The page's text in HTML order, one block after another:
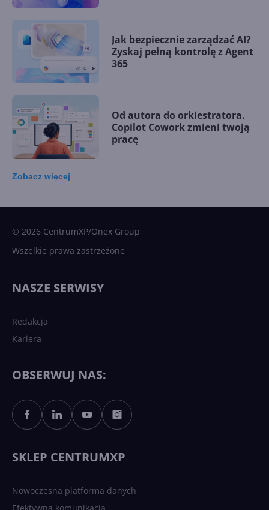
Jak bezpiecznie zarządzać AI?
Zyskaj pełną kontrolę z Agent
365
Od autora do orkiestratora.
Copilot Cowork zmieni twoją
pracę
Sztuczna inteligencja po
polsku. Dość barier
Zobacz więcej
© 2026 CentrumXP/Onex Group
Wszelkie prawa zastrzeżone
NASZE SERWISY
Redakcja
Kariera
OBSERWUJ NAS:
SKLEP CENTRUMXP
Nowoczesna platforma danych